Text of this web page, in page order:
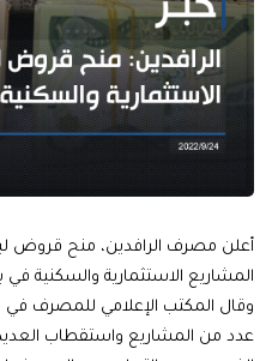
أعلن مصرف الرافدين، منح قروض
المشاريع الاستثمارية والسكنية
وقال المكتب الإعلامي للمصرف في
عدد من المشاريع واستقطاب